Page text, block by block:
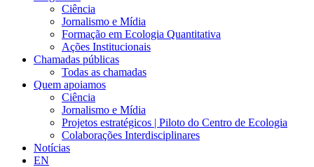
Ciência
Jornalismo e Mídia
Formação em Ecologia Quantitativa
Ações Institucionais
Chamadas públicas
Todas as chamadas
Quem apoiamos
Ciência
Jornalismo e Mídia
Projetos estratégicos | Piloto do Centro de Ecologia
Colaborações Interdisciplinares
Notícias
EN